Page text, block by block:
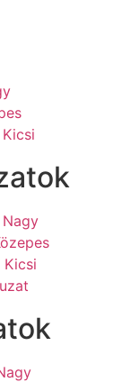
Kicsi